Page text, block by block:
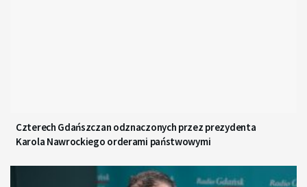
Czterech Gdańszczan odznaczonych przez prezydenta
Karola Nawrockiego orderami państwowymi